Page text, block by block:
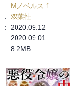
かりしろ」と思う場
かるという。
必要だろうと指摘し
向とは違う方へ成長
する思いはネガテ
存在だったし。
:
Mノベルスｆ
: 双葉社
:
2020.09.12
:
2020.09.01
: 8.2MB